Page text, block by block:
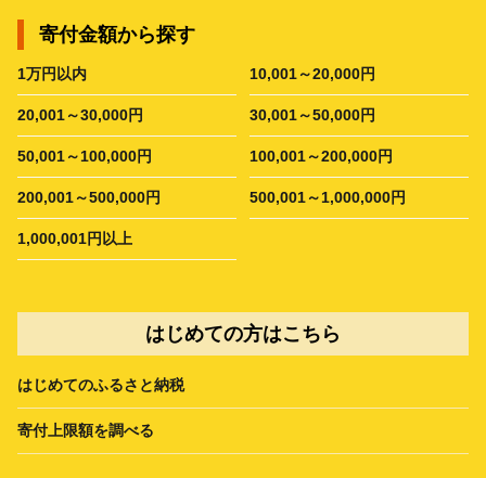
寄付金額から探す
1万円以内 10,001～20,000円
20,001～30,000円 30,001～50,000円
50,001～100,000円 100,001～200,000円
200,001～500,000円 500,001～1,000,000円
1,000,001円以上
はじめての方はこちら
はじめてのふるさと納税
寄付上限額を調べる